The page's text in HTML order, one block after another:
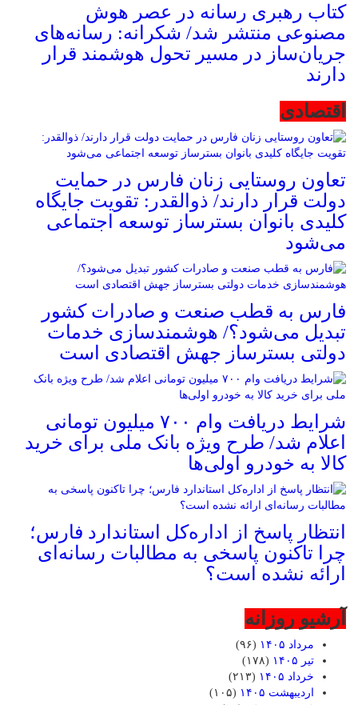
کتاب رهبری رسانه در عصر هوش
مصنوعی منتشر شد/ شکرانه: رسانه‌های
جریان‌ساز در مسیر تحول هوشمند قرار
دارند
اقتصادی
تعاون روستایی زنان فارس در حمایت
دولت قرار دارند/ ذوالقدر: تقویت جایگاه
کلیدی بانوان بسترساز توسعه اجتماعی
می‌شود
فارس به قطب صنعت و صادرات کشور
تبدیل می‌شود؟/ هوشمندسازی خدمات
دولتی بسترساز جهش اقتصادی است
شرایط دریافت وام ۷۰۰ میلیون تومانی
اعلام شد/ طرح ویژه بانک ملی برای خرید
کالا به خودرو اولی‌ها
انتظار پاسخ از اداره‌کل استاندارد فارس؛
چرا تاکنون پاسخی به مطالبات رسانه‌ای
ارائه نشده است؟
آرشیو روزانه
مرداد ۱۴۰۵
(۹۶)
تیر ۱۴۰۵
(۱۷۸)
خرداد ۱۴۰۵
(۲۱۳)
اردیبهشت ۱۴۰۵
(۱۰۵)